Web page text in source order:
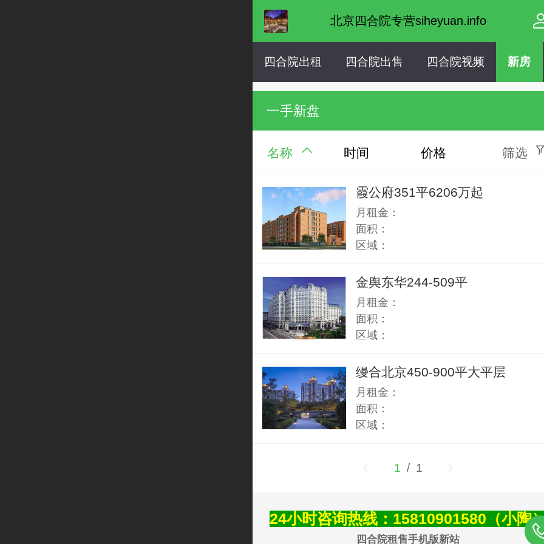
北京四合院专营siheyuan.info
四合院出租 四合院出售 四合院视频 新房
一手新盘
名称 时间 价格 筛选
霞公府351平6206万起
月租金：
面积：
区域：
金舆东华244-509平
月租金：
面积：
区域：
缦合北京450-900平大平层
月租金：
面积：
区域：
1 / 1
24小时咨询热线：15810901580（小陶
四合院租售手机版新站